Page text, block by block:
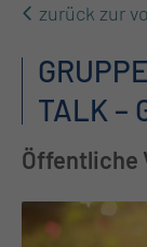
zurück zur
TALK –
Öffentliche